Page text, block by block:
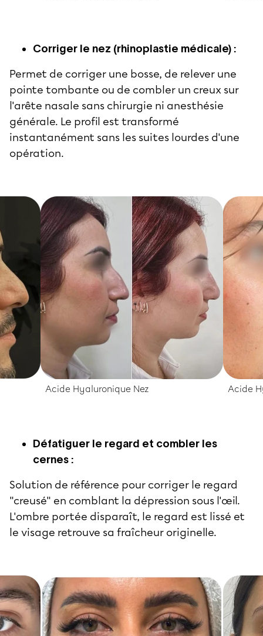
Corriger le nez (rhinoplastie médicale) :
Permet de corriger une bosse, de relever une
pointe tombante ou de combler un creux sur
l'arête nasale sans chirurgie ni anesthésie
générale. Le profil est transformé
instantanément sans les suites lourdes d'une
opération.
Acide Hyaluronique Nez Acide
Défatiguer le regard et combler les
cernes :
Solution de référence pour corriger le regard
"creusé" en comblant la dépression sous l'œil.
L'ombre portée disparaît, le regard est lissé et
le visage retrouve sa fraîcheur originelle.